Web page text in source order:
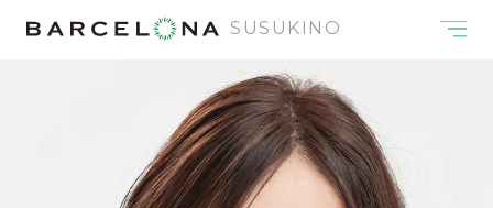
SUSUKINO